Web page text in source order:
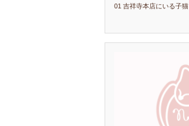
01 吉祥寺本店にいる子猫